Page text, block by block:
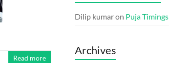
Read more
Dilip kumaron Puja Timings
Archives